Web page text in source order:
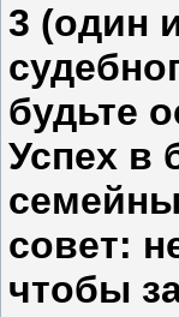
3 (один
будьте
Успех в
совет:
чтобы